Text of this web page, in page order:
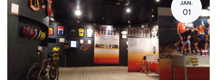
JAN.
01